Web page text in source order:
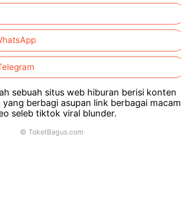
sebuah situs web hiburan berisi konten
berbagi asupan link berbagai macam
seleb tiktok viral blunder.
© ToketBagus.com